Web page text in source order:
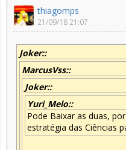
thiagomps
21/09/18 21:07
Joker::
MarcusVss::
Joker::
Yuri_Melo::
Pode Baixar as duas,
estratégia das Ciências